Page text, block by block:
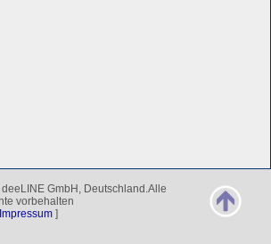
GmbH, Deutschland.Alle
vorbehalten
Impressum ]